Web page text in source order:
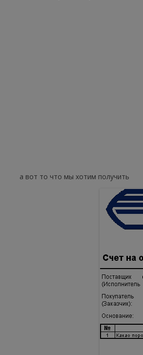
а вот то что мы хотим получить